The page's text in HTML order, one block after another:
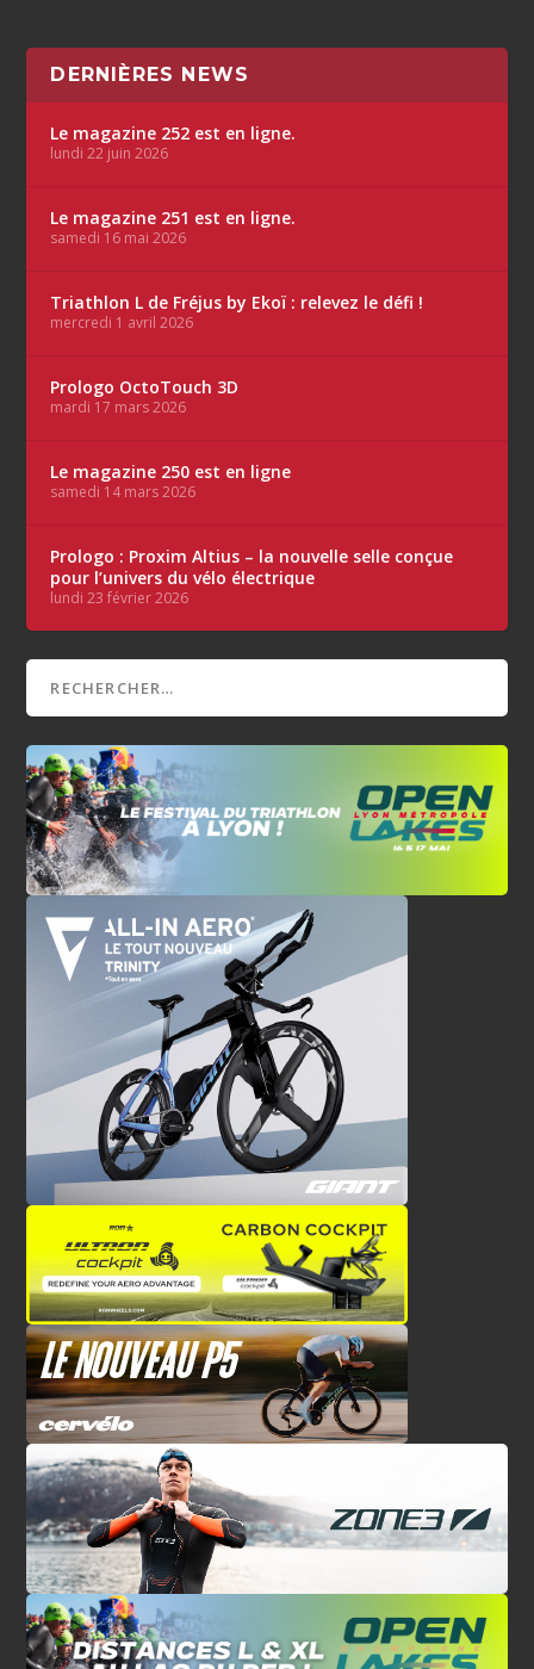
DERNIÈRES NEWS
Le magazine 252 est en ligne.
lundi 22 juin 2026
Le magazine 251 est en ligne.
samedi 16 mai 2026
Triathlon L de Fréjus by Ekoï : relevez le défi !
mercredi 1 avril 2026
Prologo OctoTouch 3D
mardi 17 mars 2026
Le magazine 250 est en ligne
samedi 14 mars 2026
Prologo : Proxim Altius – la nouvelle selle conçue
pour l’univers du vélo électrique
lundi 23 février 2026